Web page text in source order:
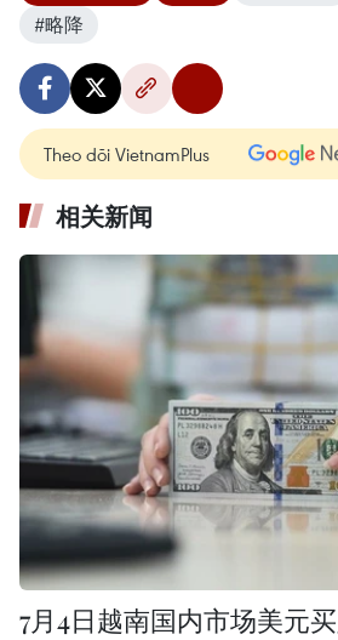
#略降
Theo dõi VietnamPlus
相关新闻
7月4日越南国内市场美元